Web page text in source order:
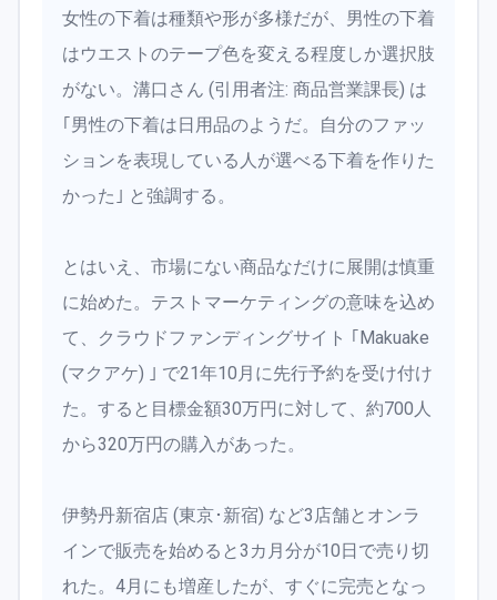
女性の下着は種類や形が多様だが、男性の下着
はウエストのテープ色を変える程度しか選択肢
がない。溝口さん (引用者注: 商品営業課長) は
｢男性の下着は日用品のようだ。自分のファッ
ションを表現している人が選べる下着を作りた
かった｣ と強調する。
とはいえ、市場にない商品なだけに展開は慎重
に始めた。テストマーケティングの意味を込め
て、クラウドファンディングサイト ｢Makuake
(マクアケ) ｣ で21年10月に先行予約を受け付け
た。すると目標金額30万円に対して、約700人
から320万円の購入があった。
伊勢丹新宿店 (東京･新宿) など3店舗とオンラ
インで販売を始めると3カ月分が10日で売り切
れた。4月にも増産したが、すぐに完売となっ